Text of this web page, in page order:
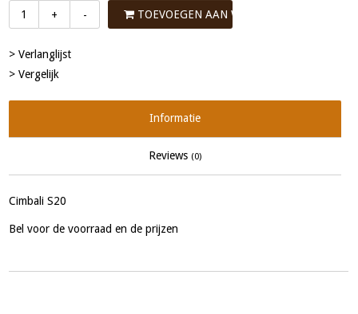
+ - TOEVOEGEN AAN WINKELWAGEN
> Verlanglijst
> Vergelijk
Informatie
Reviews (0)
Cimbali S20
Bel voor de voorraad en de prijzen